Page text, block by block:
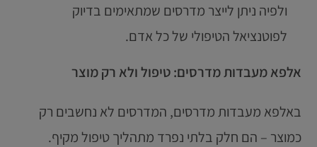
ולפיה ניתן לייצר מדרסים שמתאימים בדיוק
לפוטנציאל הטיפולי של כל אדם.
אלפא מעבדות מדרסים: טיפול ולא רק מוצר
באלפא מעבדות מדרסים, המדרסים לא נחשבים רק
כמוצר – הם חלק בלתי נפרד מתהליך טיפול מקיף.